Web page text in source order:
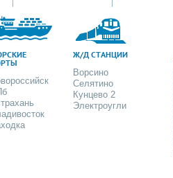
Ж/Д СТАНЦИИ
Ворсино
Селятино
Кунцево 2
Электроугли